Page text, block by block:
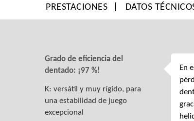
PRESTACIONES DATOS
Grado de eficiencia del
dentado: ¡97 %!
K: versátil y muy rígido, para
una estabilidad de juego
excepcional
En